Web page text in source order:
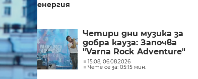
енергия
Четири дни музика за
добра кауза: Започва
"Varna Rock Adventure"
15:08, 06.08.2026
Чете се за: 05:15 мин.